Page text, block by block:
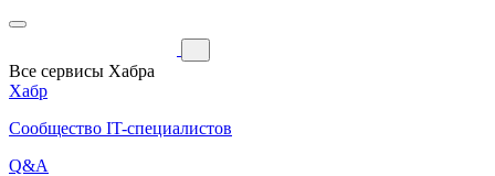
Все сервисы Хабра
Хабр
Сообщество IT-специалистов
Q&A